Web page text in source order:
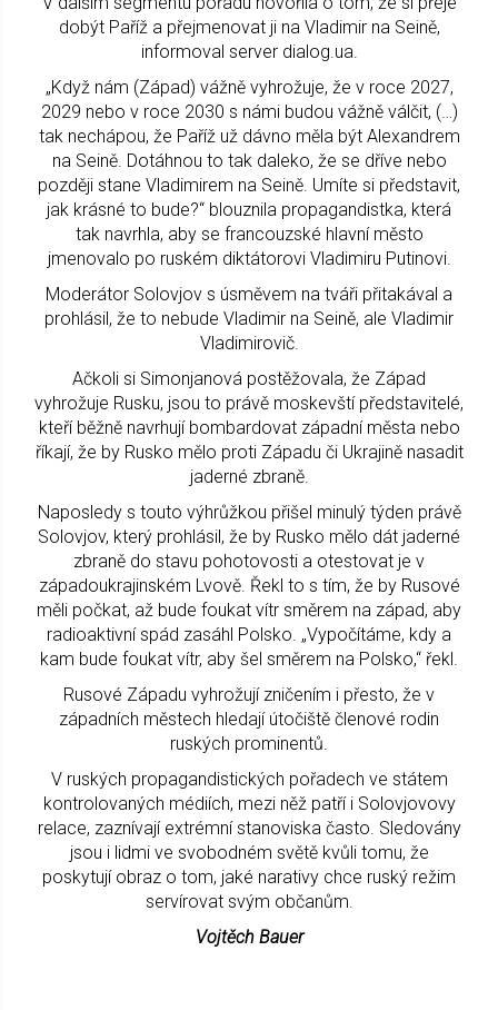
dobýt Paříž a přejmenovat ji na Vladimir na Seině,
informoval server dialog.ua.
„Když nám (Západ) vážně vyhrožuje, že v roce 2027,
2029 nebo v roce 2030 s námi budou vážně válčit, (…)
tak nechápou, že Paříž už dávno měla být Alexandrem
na Seině. Dotáhnou to tak daleko, že se dříve nebo
později stane Vladimirem na Seině. Umíte si představit,
jak krásné to bude?“ blouznila propagandistka, která
tak navrhla, aby se francouzské hlavní město
jmenovalo po ruském diktátorovi Vladimiru Putinovi.
Moderátor Solovjov s úsměvem na tváři přitakával a
prohlásil, že to nebude Vladimir na Seině, ale Vladimir
Vladimirovič.
Ačkoli si Simonjanová postěžovala, že Západ
vyhrožuje Rusku, jsou to právě moskevští představitelé,
kteří běžně navrhují bombardovat západní města nebo
říkají, že by Rusko mělo proti Západu či Ukrajině nasadit
jaderné zbraně.
Naposledy s touto výhrůžkou přišel minulý týden právě
Solovjov, který prohlásil, že by Rusko mělo dát jaderné
zbraně do stavu pohotovosti a otestovat je v
západoukrajinském Lvově. Řekl to s tím, že by Rusové
měli počkat, až bude foukat vítr směrem na západ, aby
radioaktivní spád zasáhl Polsko. „Vypočítáme, kdy a
kam bude foukat vítr, aby šel směrem na Polsko,“ řekl.
Rusové Západu vyhrožují zničením i přesto, že v
západních městech hledají útočiště členové rodin
ruských prominentů.
V ruských propagandistických pořadech ve státem
kontrolovaných médiích, mezi něž patří i Solovjovovy
relace, zaznívají extrémní stanoviska často. Sledovány
jsou i lidmi ve svobodném světě kvůli tomu, že
poskytují obraz o tom, jaké narativy chce ruský režim
servírovat svým občanům.
Vojtěch Bauer